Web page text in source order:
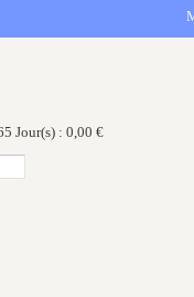
Jour(s) : 0,00 €